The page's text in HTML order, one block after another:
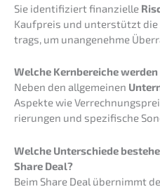
Sie identi­fi­ziert finan­zi­el­le
Kaufpreis und unter­stützt
trags, um unange­neh­me
Welche Kernbe­rei­che
Neben den allge­mei­nen
Aspek­te wie
rie­run­gen und spezi­fi­sche
Welche Unter­schie­de
Share Deal?
Beim Share Deal übernimmt